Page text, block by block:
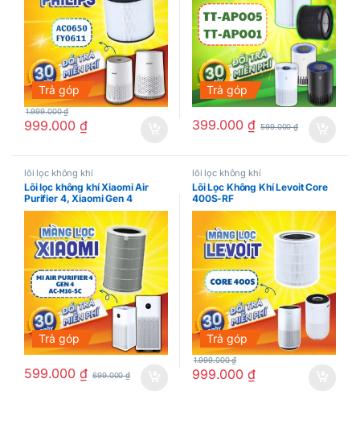
Trả góp
999.000 ₫
1.999.000₫
Trả góp
399.000 ₫ 599.000₫
lõi lọc không khí
Lõi lọc không khí Xiaomi Air
Purifier 4, Xiaomi Gen 4
Trả góp
599.000 ₫ 699.000₫
lõi lọc không khí
Lõi Lọc Không Khí Levoit Core
400S-RF
Trả góp
999.000 ₫
1.999.000₫